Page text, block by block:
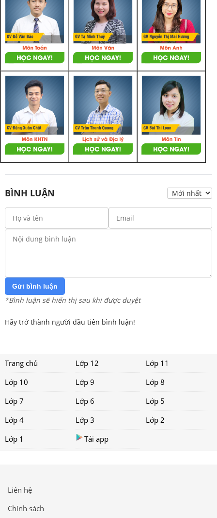
BÌNH LUẬN
Gửi bình luận
*Bình luận sẽ hiển thị sau khi được duyệt
Hãy trở thành người đầu tiên bình luận!
Trang chủ Lớp 12
Lớp 11
Lớp 10
Lớp 9
Lớp 8
Lớp 7
Lớp 6
Lớp 5
Lớp 4
Lớp 3
Lớp 2
Lớp 1
Tải app
Liên hệ
Chính sách